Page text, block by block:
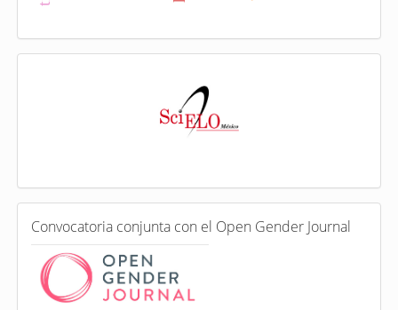
a
e
n
C
o
o
Convocatoria conjunta con el Open Gender Journal